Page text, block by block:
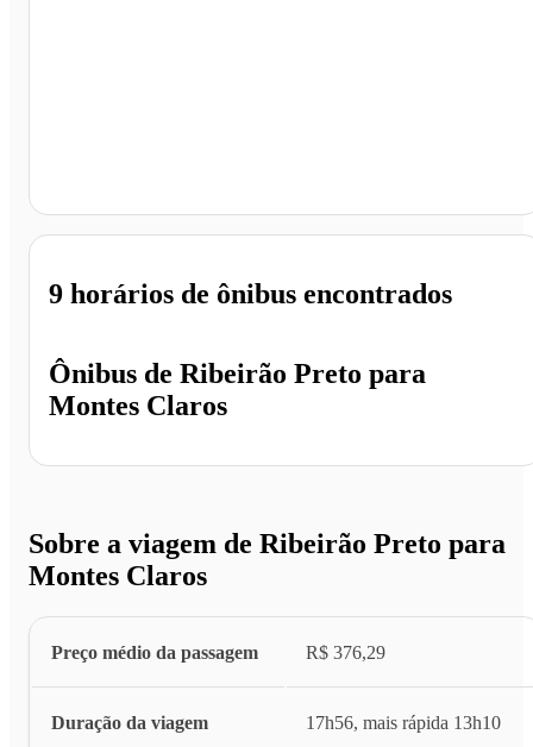
Ônibus de Ribeirão Preto para
Montes Claros
9 horários de ônibus encontrados
Sobre a viagem de Ribeirão Preto para
Montes Claros
Preço médio da passagem R$ 376,29
Duração da viagem 17h56, mais rápida 13h10